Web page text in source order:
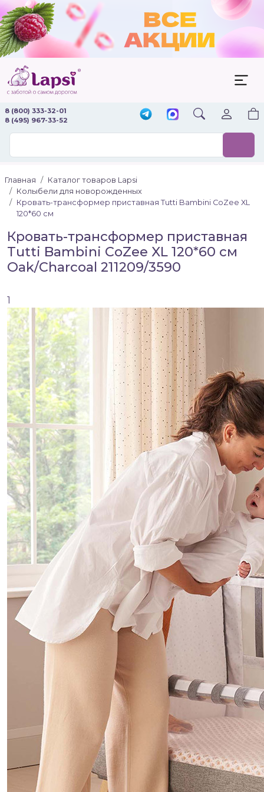
8 (800) 333-32-01
8 (495) 967-33-52
Главная
Каталог товаров Lapsi
Колыбели для новорожденных
Кровать-трансформер приставная Tutti Bambini CoZee XL
120*60 см
Кровать-трансформер приставная
Tutti Bambini CoZee XL 120*60 см
Oak/Charcoal 211209/3590
1